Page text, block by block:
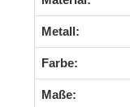
Metall:
Farbe:
Maße: